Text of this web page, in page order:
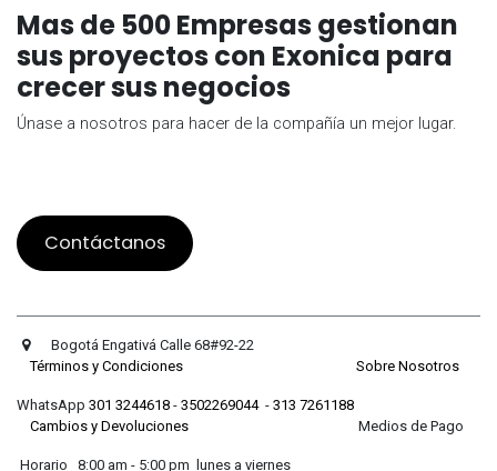
Mas de 500 Empresas gestionan
sus proyectos con Exonica para
crecer sus negocios
Únase a nosotros para hacer de la compañía un mejor lugar.
Contáctanos
Bogotá Engativá Calle 68#92-22
Términos y Condiciones
Sobre Nosotros
WhatsApp 301 3244618 - 3502269044- 313 7261188
Cambios y Devoluciones Medios de Pago
Horario 8:00 am - 5:00 pm lunes a viernes